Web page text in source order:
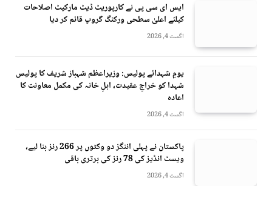
ایس ای سی پی نے کارپوریٹ ڈیٹ مارکیٹ اصلاحات
کیلئے اعلیٰ سطحی ورکنگ گروپ قائم کر دیا
اگست 4, 2026
یومِ شہدائے پولیس: وزیراعظم شہباز شریف کا پولیس
شہدا کو خراجِ عقیدت، اہلِ خانہ کی مکمل معاونت کا
اعادہ
اگست 4, 2026
پاکستان نے پہلی اننگز دو وکٹوں پر 266 رنز بنا لیے،
ویسٹ انڈیز کی 78 رنز کی برتری باقی
اگست 4, 2026